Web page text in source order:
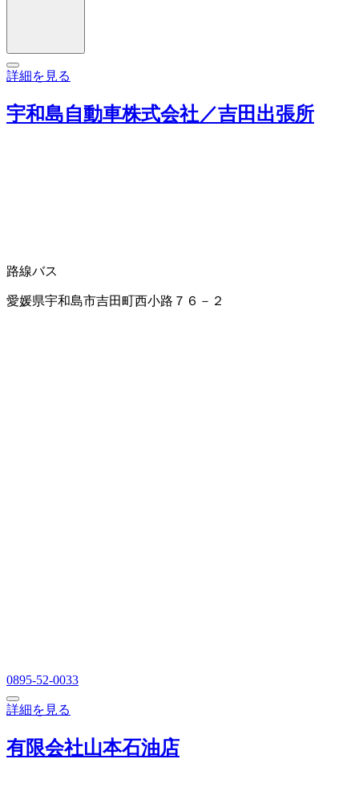
詳細を見る
宇和島自動車株式会社／吉田出張所
路線バス
愛媛県宇和島市吉田町西小路７６－２
0895-52-0033
詳細を見る
有限会社山本石油店